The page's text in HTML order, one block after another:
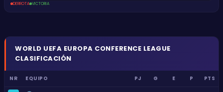
DERROTA VICTORIA
WORLD UEFA EUROPA CONFERENCE LEAGUE
CLASIFICACIÓN
NR EQUIPO PJ G E P PTS